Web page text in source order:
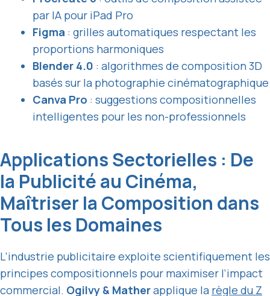
par IA pour iPad Pro
Figma : grilles automatiques respectant les
proportions harmoniques
Blender 4.0 : algorithmes de composition 3D
basés sur la photographie cinématographique
Canva Pro : suggestions compositionnelles
intelligentes pour les non-professionnels
Applications Sectorielles : De
la Publicité au Cinéma,
Maîtriser la Composition dans
Tous les Domaines
L’industrie publicitaire exploite scientifiquement les
principes compositionnels pour maximiser l’impact
commercial. Ogilvy & Matherapplique la règle du Z